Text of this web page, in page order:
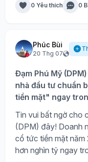
0 Yêu thích 0
Phúc Bùi
20 Thg 07
Đạm Phú Mỹ
nhà đầu tư chuẩn
tiền mặt" ngay
Tin vui bất ngờ cho
(DPM) đây! Doanh
cổ tức tiền mặt năm
hơn nghìn tỷ ngay